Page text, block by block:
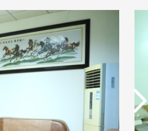
析器用纯水隔板组件